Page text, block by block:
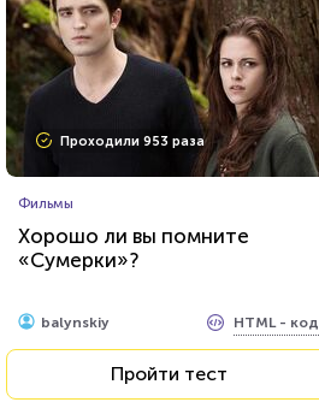
Проходили 953 раза
Фильмы
Хорошо ли вы помните
«Сумерки»?
balynskiy HTML - код
Пройти тест